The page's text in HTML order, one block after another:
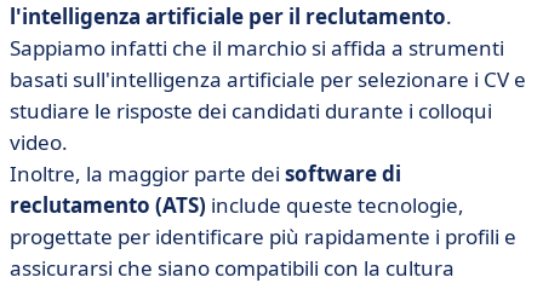
l'intelligenza artificiale per il reclutamento.
Sappiamo infatti che il marchio si affida a strumenti
basati sull'intelligenza artificiale per selezionare i CV e
studiare le risposte dei candidati durante i colloqui
video.
Inoltre, la maggior parte dei software di
reclutamento (ATS) include queste tecnologie,
progettate per identificare più rapidamente i profili e
assicurarsi che siano compatibili con la cultura